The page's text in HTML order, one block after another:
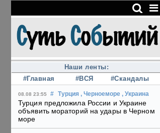
Наши ленты:
#Главная
#ВСЯ #Скандалы
08.08 23:55 # Турция , Черноеморе , Украина
Турция предложила России и Украине
объявить мораторий на удары в Черном
море